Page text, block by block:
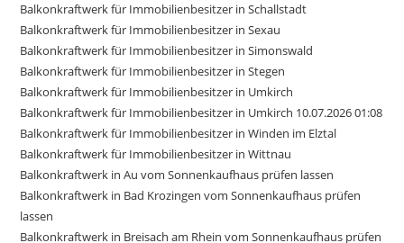
Balkonkraftwerk für Immobilienbesitzer in Schallstadt
Balkonkraftwerk für Immobilienbesitzer in Sexau
Balkonkraftwerk für Immobilienbesitzer in Simonswald
Balkonkraftwerk für Immobilienbesitzer in Stegen
Balkonkraftwerk für Immobilienbesitzer in Umkirch
Balkonkraftwerk für Immobilienbesitzer in Umkirch 10.07.2026 01:08
Balkonkraftwerk für Immobilienbesitzer in Winden im Elztal
Balkonkraftwerk für Immobilienbesitzer in Wittnau
Balkonkraftwerk in Au vom Sonnenkaufhaus prüfen lassen
Balkonkraftwerk in Bad Krozingen vom Sonnenkaufhaus prüfen
lassen
Balkonkraftwerk in Breisach am Rhein vom Sonnenkaufhaus prüfen